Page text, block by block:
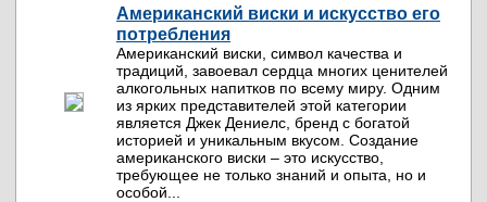
Американский виски и искусство его
потребления
Американский виски, символ качества и
традиций, завоевал сердца многих ценителей
алкогольных напитков по всему миру. Одним
из ярких представителей этой категории
является Джек Дениелс, бренд с богатой
историей и уникальным вкусом. Создание
американского виски – это искусство,
требующее не только знаний и опыта, но и
особой...